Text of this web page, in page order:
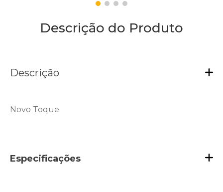
Descrição do Produto
Descrição
Novo Toque
Especificações